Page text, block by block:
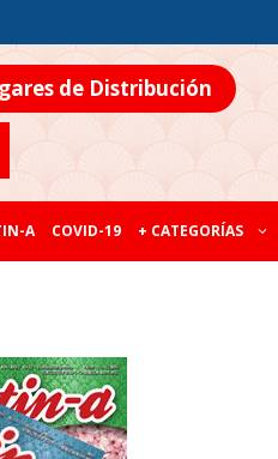
de Distribución
A COVID-19 + CATEGORÍAS